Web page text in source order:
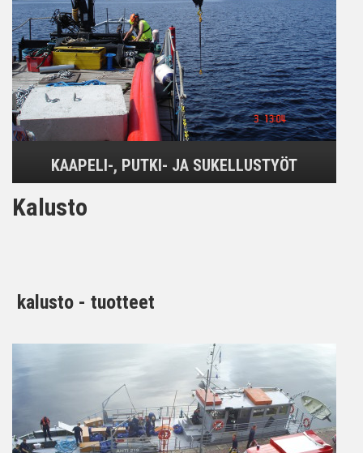
KAAPELI-, PUTKI- JA SUKELLUSTYÖT
Kalusto
kalusto - tuotteet